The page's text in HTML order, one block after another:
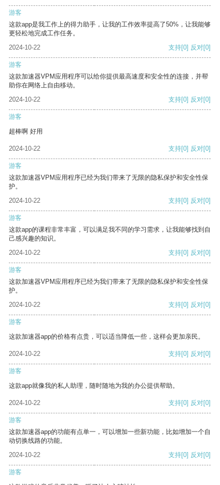
游客
这款app是我工作上的得力助手，让我的工作效率提高了50%，让我能够
更轻松地完成工作任务。
2024-10-22
支持[0] 反对[0]
游客
这款加速器VPM应用程序可以给你提供最高速度和安全性的连接，并帮
助你在网络上自由移动。
2024-10-22
支持[0] 反对[0]
游客
超棒啊 好用
2024-10-22 支持[0] 反对[0]
游客
这款加速器VPM应用程序已经为我们带来了无限的隐私保护和安全性保
护。
2024-10-22
支持[0] 反对[0]
游客
这款app的课程非常丰富，可以满足我不同的学习需求，让我能够找到自
己感兴趣的知识。
2024-10-22
支持[0] 反对[0]
游客
这款加速器VPM应用程序已经为我们带来了无限的隐私保护和安全性保
护。
2024-10-22
支持[0] 反对[0]
游客
这款加速器app的价格有点贵，可以适当降低一些，这样会更加亲民。
2024-10-22 支持[0] 反对[0]
游客
这款app就像我的私人助理，随时随地为我的办公提供帮助。
2024-10-22 支持[0] 反对[0]
游客
这款加速器app的功能有点单一，可以增加一些新功能，比如增加一个自
动切换线路的功能。
2024-10-22
支持[0] 反对[0]
游客